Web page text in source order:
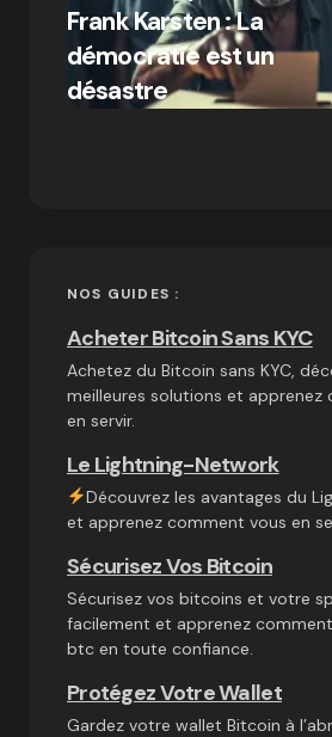
Frank Karsten : La
démocratie est un
désastre
on
NOS GUIDES :
Acheter Bitcoin Sans KYC
Achetez du Bitcoin sans KYC,
meilleures solutions et apprenez
en servir.
Le Lightning-Network
Découvrez les avantages du
et apprenez comment vous en
Sécurisez Vos Bitcoin
Sécurisez vos bitcoins et votre
facilement et apprenez
btc en toute confiance.
Protégez Votre Wallet
Gardez votre wallet Bitcoin à